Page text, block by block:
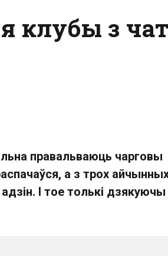
клубы з
правальваюць чарговы
а з трох
І тое толькі дзякуючы